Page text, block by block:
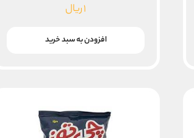
۱ریال
افزودن به سبد خرید